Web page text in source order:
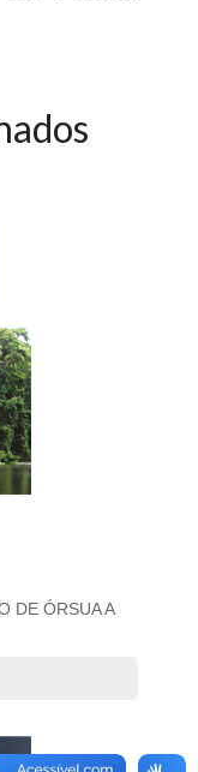
DE ÓRSUA A